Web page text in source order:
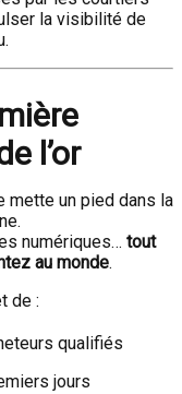
la visibilité de
l’or
mette un pied dans la
numériques… tout
au monde.
de :
qualifiés
jours